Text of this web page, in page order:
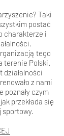
Taki
postać
charakterze i
tego
terenie Polski.
działalności
z nami
poznały czym
przekłada się
sportowy.